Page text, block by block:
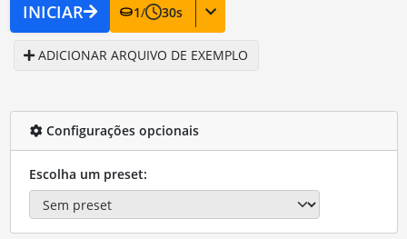
INICIAR 1/ 30s
ADICIONAR ARQUIVO DE EXEMPLO
Configurações opcionais
Escolha um preset: